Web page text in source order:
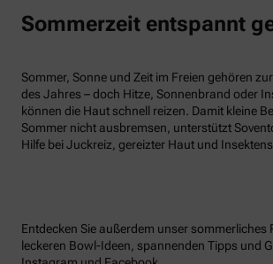
Sommerzeit entspannt
Sommer, Sonne und Zeit im Freien gehören
des Jahres – doch Hitze, Sonnenbrand oder
können die Haut schnell reizen. Damit kleine
Sommer nicht ausbremsen, unterstützt
Hilfe bei Juckreiz, gereizter Haut und
Entdecken Sie außerdem unser sommerliches
leckeren Bowl-Ideen, spannenden Tipps und